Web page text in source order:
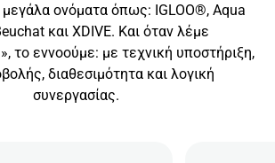
μεγάλα ονόματα όπως: IGLOO®, Aqua
και XDIVE. Και όταν λέμε
το εννοούμε: με τεχνική υποστήριξη,
διαθεσιμότητα και λογική
συνεργασίας.